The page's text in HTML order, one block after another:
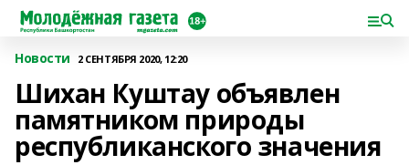
Новости 2 СЕНТЯБРЯ 2020, 12:20
Шихан Куштау объявлен
памятником природы
республиканского значения